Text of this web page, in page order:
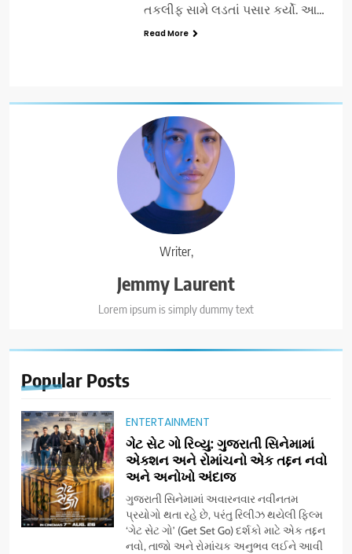
Writer,
Jemmy Laurent
Lorem ipsum is simply dummy text
Popular Posts
ENTERTAINMENT
ગેટ સેટ ગો રિવ્યુ: ગુજરાતી સિનેમામાં
એક્શન અને રોમાંચનો એક તદ્દન નવો
અને અનોખો અંદાજ
ગુજરાતી સિનેમામાં અવારનવાર નવીનતમ
પ્રયોગો થતા રહે છે, પરંતુ રિલીઝ થયેલી ફિલ્મ
‘ગેટ સેટ ગો’ (Get Set Go) દર્શકો માટે એક તદ્દન
નવો, તાજો અને રોમાંચક અનુભવ લઈને આવી
તકલીફ સામે લડતાં પસાર કર્યો. આ…
Read More